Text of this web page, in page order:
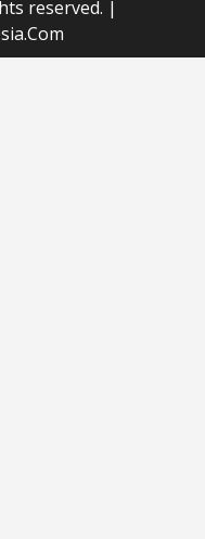
reserved. |